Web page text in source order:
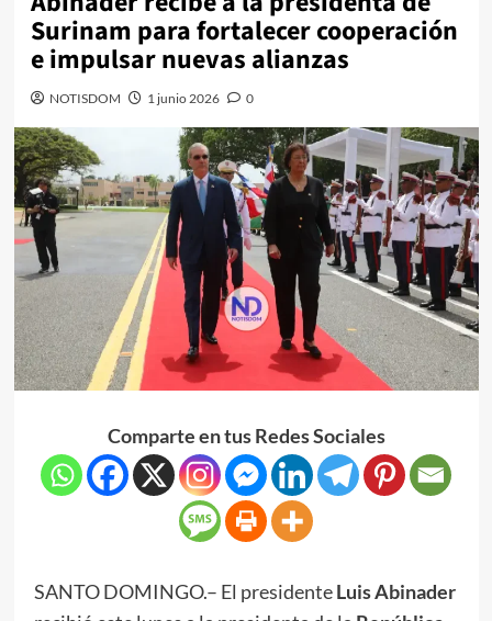
Surinam para fortalecer cooperación
e impulsar nuevas alianzas
NOTISDOM 1 junio 2026 0
Comparte en tus Redes Sociales
SANTO DOMINGO.– El presidenteLuis Abinader